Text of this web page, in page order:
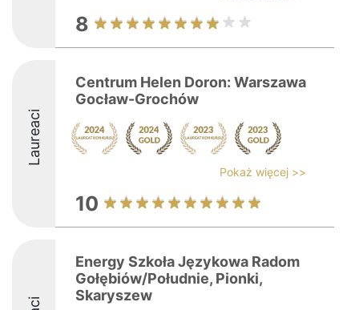
8
Laureaci
Centrum Helen Doron: Warszawa
Gocław-Grochów
Pokaż więcej >>
10
Energy Szkoła Językowa Radom
Gołębiów/Południe, Pionki,
Skaryszew